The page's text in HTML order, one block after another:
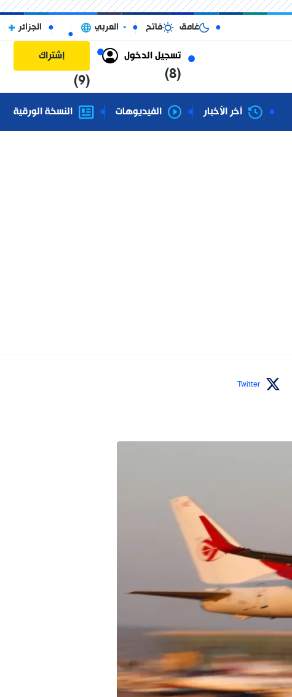
تسجيل الدخول
(8)
إشتراك
(9)
غامق فاتح العربي الجزائر
آخر الأخبار الفيديوهات النسخة الورقية
Twitter